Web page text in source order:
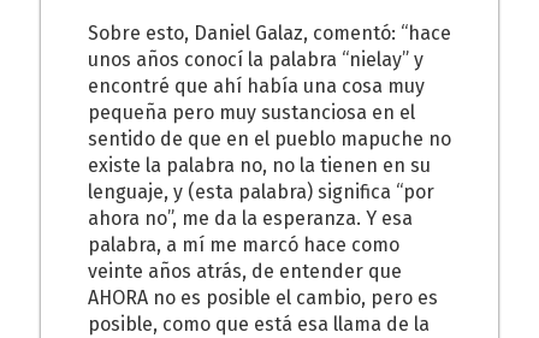
Sobre esto, Daniel Galaz, comentó: “hace
unos años conocí la palabra “nielay” y
encontré que ahí había una cosa muy
pequeña pero muy sustanciosa en el
sentido de que en el pueblo mapuche no
existe la palabra no, no la tienen en su
lenguaje, y (esta palabra) significa “por
ahora no”, me da la esperanza. Y esa
palabra, a mí me marcó hace como
veinte años atrás, de entender que
AHORA no es posible el cambio, pero es
posible, como que está esa llama de la